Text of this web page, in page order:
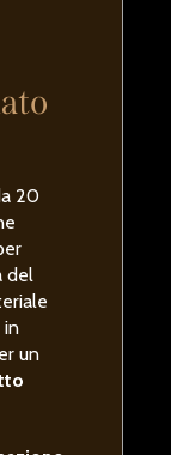
20
del
in
un